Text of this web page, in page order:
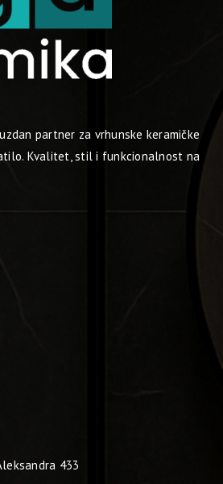
partner za vrhunske keramičke
Kvalitet, stil i funkcionalnost na
433